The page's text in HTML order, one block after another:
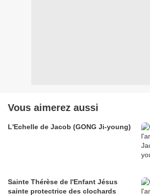
Vous aimerez aussi
L'Echelle de Jacob (GONG Ji-young)
Sainte Thérèse de l'Enfant Jésus
sainte protectrice des clochards